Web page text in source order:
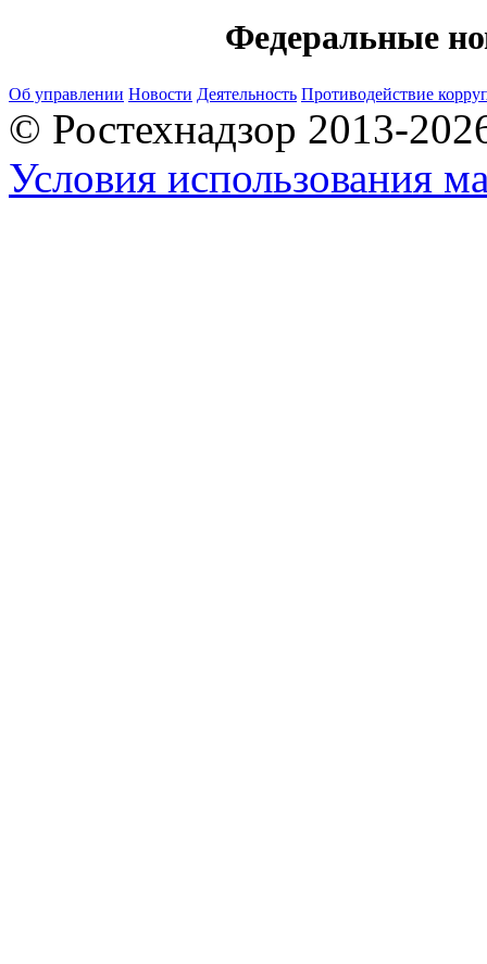
Федеральные
Об управлении Новости Деятельность Противодействие
© Ростехнадзор 2013-
Условия использования